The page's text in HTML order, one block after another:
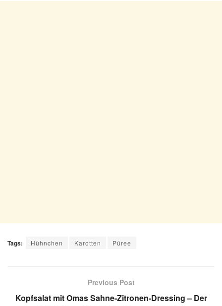
Tags: Hühnchen Karotten Püree
Previous Post
Kopfsalat mit Omas Sahne-Zitronen-Dressing – Der